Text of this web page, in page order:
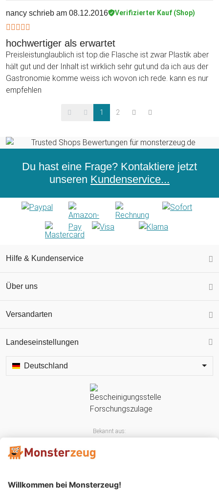
nancy schrieb am 08.12.2016 Verifizierter Kauf (Shop)
hochwertiger als erwartet
Preisleistunglaublich ist top.die Flasche ist zwar Plastik aber
hält gut und der Inhalt ist wirklich sehr gut.und da ich aus der
Gastronomie komme weiss ich wovon ich rede. kann es nur
empfehlen
1 2
Du hast eine Frage? Kontaktiere jetzt
unseren Kundenservice...
Hilfe & Kundenservice
Über uns
Versandarten
Landeseinstellungen
Deutschland
Bekannt aus: